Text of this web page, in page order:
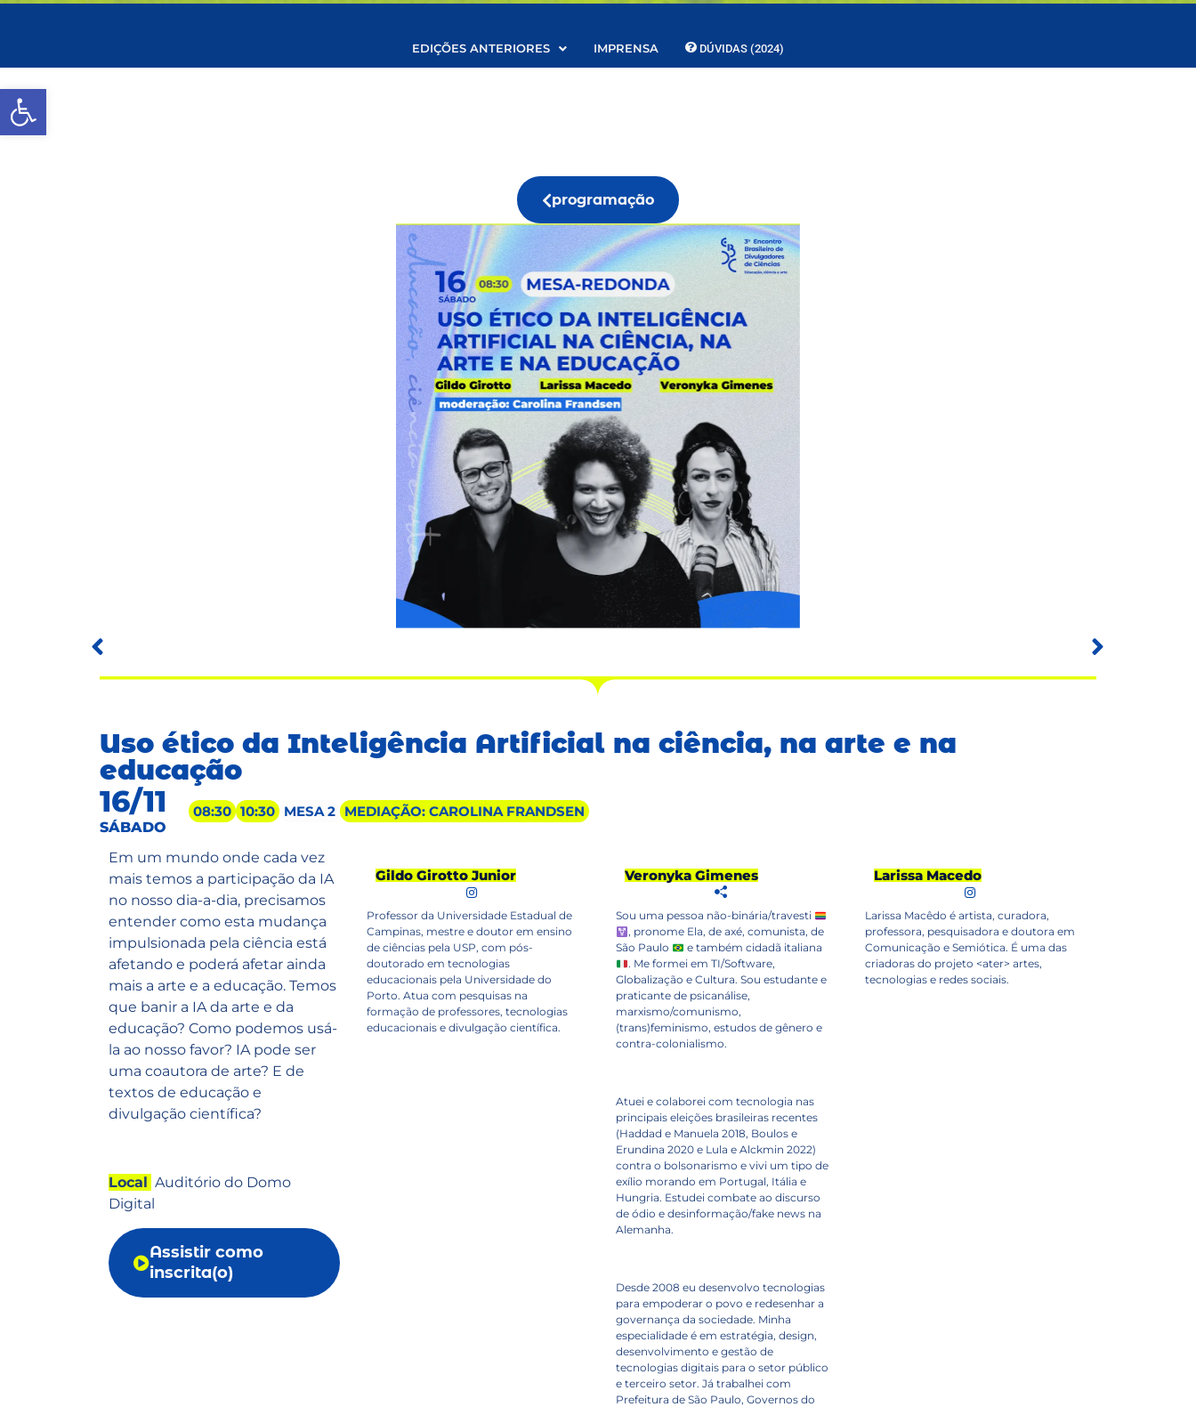
Abrir a barra de ferramentas
EDIÇÕES ANTERIORES IMPRENSA DÚVIDAS (2024)
programação
Uso ético da Inteligência Artificial na ciência, na arte e na
educação
16/11
SÁBADO
08:30 10:30 MESA 2 MEDIAÇÃO: CAROLINA FRANDSEN
Em um mundo onde cada vez
mais temos a participação da IA
no nosso dia-a-dia, precisamos
entender como esta mudança
impulsionada pela ciência está
afetando e poderá afetar ainda
mais a arte e a educação. Temos
que banir a IA da arte e da
educação? Como podemos usá-
la ao nosso favor? IA pode ser
uma coautora de arte? E de
textos de educação e
divulgação científica?
Local Auditório do Domo
Digital
Assistir como
inscrita(o)
Gildo Girotto Junior
Professor da Universidade Estadual de
Campinas, mestre e doutor em ensino
de ciências pela USP, com pós-
doutorado em tecnologias
educacionais pela Universidade do
Porto. Atua com pesquisas na
formação de professores, tecnologias
educacionais e divulgação científica.
Veronyka Gimenes
Sou uma pessoa não-binária/travesti
, pronome Ela, de axé, comunista, de
São Paulo
e também cidadã italiana
. Me formei em TI/Software,
Globalização e Cultura. Sou estudante e
praticante de psicanálise,
marxismo/comunismo,
(trans)feminismo, estudos de gênero e
contra-colonialismo.
Atuei e colaborei com tecnologia nas
principais eleições brasileiras recentes
(Haddad e Manuela 2018, Boulos e
Erundina 2020 e Lula e Alckmin 2022)
contra o bolsonarismo e vivi um tipo de
exílio morando em Portugal, Itália e
Hungria. Estudei combate ao discurso
de ódio e desinformação/fake news na
Alemanha.
Desde 2008 eu desenvolvo tecnologias
para empoderar o povo e redesenhar a
governança da sociedade. Minha
especialidade é em estratégia, design,
desenvolvimento e gestão de
tecnologias digitais para o setor público
e terceiro setor. Já trabalhei com
Prefeitura de São Paulo, Governos do
Larissa Macedo
Larissa Macêdo é artista, curadora,
professora, pesquisadora e doutora em
Comunicação e Semiótica. É uma das
criadoras do projeto <ater> artes,
tecnologias e redes sociais.